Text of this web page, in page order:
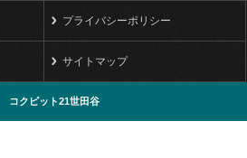
プライバシーポリシー
サイトマップ
コクピット21世田谷